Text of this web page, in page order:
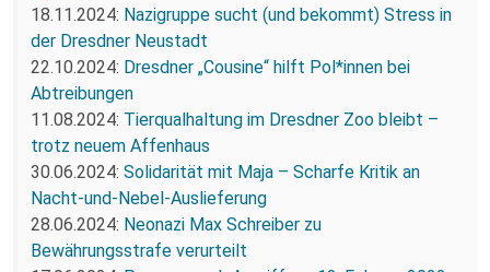
18.11.2024: Nazigruppe sucht (und bekommt) Stress in
der Dresdner Neustadt
22.10.2024: Dresdner „Cousine“ hilft Pol*innen bei
Abtreibungen
11.08.2024: Tierqualhaltung im Dresdner Zoo bleibt –
trotz neuem Affenhaus
30.06.2024: Solidarität mit Maja – Scharfe Kritik an
Nacht-und-Nebel-Auslieferung
28.06.2024: Neonazi Max Schreiber zu
Bewährungsstrafe verurteilt